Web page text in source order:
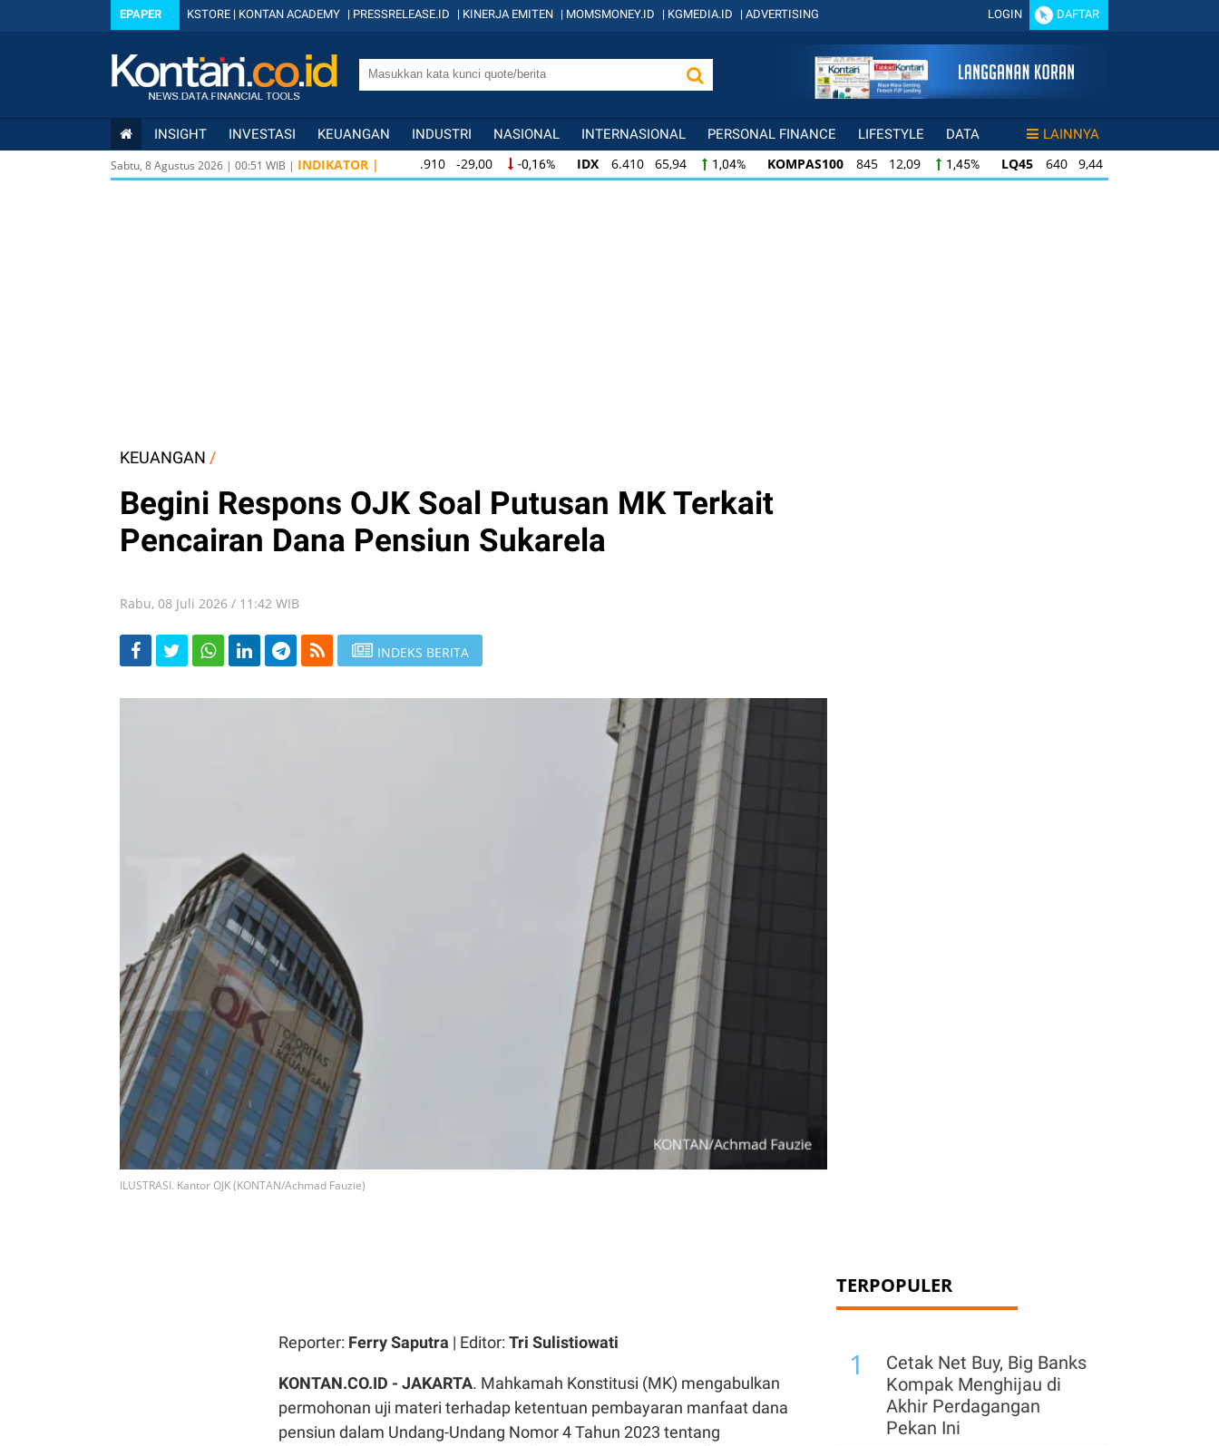
EPAPER KSTORE | KONTAN ACADEMY | PRESSRELEASE.ID | KINERJA EMITEN | MOMSMONEY.ID | KGMEDIA.ID | ADVERTISING LOGIN DAFTAR
INSIGHT INVESTASI KEUANGAN INDUSTRI NASIONAL INTERNASIONAL PERSONAL FINANCE LIFESTYLE DATA LAINNYA
Sabtu, 8 Agustus 2026 | 00:51 WIB | INDIKATOR |
USD/IDR 17.910 -29,00 -0,16% IDX 6.410 65,94 1,04% KOMPAS100 845 12,09 1,45% LQ45 640 9,44 1,50% ISSI 222 2,82
USD/IDR 17.910 -29,00 -0,16% IDX 6.410 65,94 1,04% KOMPAS100 845 12,09 1,45% LQ45 640 9,44 1,50% ISSI 222 2,82
KEUANGAN /
Begini Respons OJK Soal Putusan MK Terkait
Pencairan Dana Pensiun Sukarela
Rabu, 08 Juli 2026 / 11:42 WIB
INDEKS BERITA
ILUSTRASI. Kantor OJK (KONTAN/Achmad Fauzie)
Reporter: Ferry Saputra | Editor: Tri Sulistiowati
KONTAN.CO.ID - JAKARTA. Mahkamah Konstitusi (MK) mengabulkan
permohonan uji materi terhadap ketentuan pembayaran manfaat dana
pensiun dalam Undang-Undang Nomor 4 Tahun 2023 tentang
TERPOPULER
1
Cetak Net Buy, Big Banks
Kompak Menghijau di
Akhir Perdagangan
Pekan Ini